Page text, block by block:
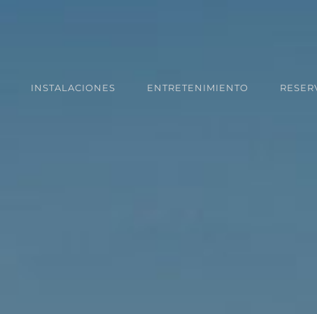
INSTALACIONES ENTRETENIMIENTO